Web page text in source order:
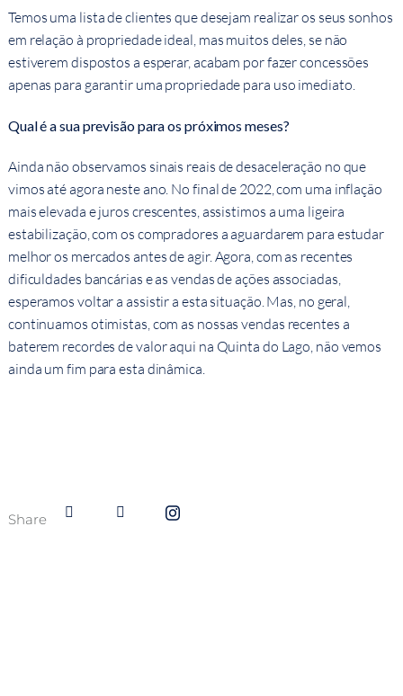
Temos uma lista de clientes que desejam realizar os seus sonhos
em relação à propriedade ideal, mas muitos deles, se não
estiverem dispostos a esperar, acabam por fazer concessões
apenas para garantir uma propriedade para uso imediato.
Qual é a sua previsão para os próximos meses?
Ainda não observamos sinais reais de desaceleração no que
vimos até agora neste ano. No final de 2022, com uma inflação
mais elevada e juros crescentes, assistimos a uma ligeira
estabilização, com os compradores a aguardarem para estudar
melhor os mercados antes de agir. Agora, com as recentes
dificuldades bancárias e as vendas de ações associadas,
esperamos voltar a assistir a esta situação. Mas, no geral,
continuamos otimistas, com as nossas vendas recentes a
baterem recordes de valor aqui na Quinta do Lago, não vemos
ainda um fim para esta dinâmica.